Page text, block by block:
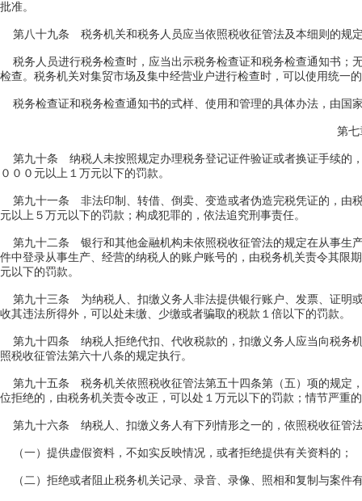
批准。
第八十九条 税务机关和税务人员应当依照税收征管法及本细则的规
税务人员进行税务检查时，应当出示税务检查证和税务检查通知书；
检查。税务机关对集贸市场及集中经营业户进行检查时，可以使用统一
税务检查证和税务检查通知书的式样、使用和管理的具体办法，由国
第七
第九十条 纳税人未按照规定办理税务登记证件验证或者换证手续的
０００元以上１万元以下的罚款。
第九十一条 非法印制、转借、倒卖、变造或者伪造完税凭证的，由
元以上５万元以下的罚款；构成犯罪的，依法追究刑事责任。
第九十二条 银行和其他金融机构未依照税收征管法的规定在从事生
件中登录从事生产、经营的纳税人的账户账号的，由税务机关责令其限
元以下的罚款。
第九十三条 为纳税人、扣缴义务人非法提供银行账户、发票、证明
收其违法所得外，可以处未缴、少缴或者骗取的税款１倍以下的罚款。
第九十四条 纳税人拒绝代扣、代收税款的，扣缴义务人应当向税务
照税收征管法第六十八条的规定执行。
第九十五条 税务机关依照税收征管法第五十四条第（五）项的规定
位拒绝的，由税务机关责令改正，可以处１万元以下的罚款；情节严重
第九十六条 纳税人、扣缴义务人有下列情形之一的，依照税收征管
（一）提供虚假资料，不如实反映情况，或者拒绝提供有关资料的；
（二）拒绝或者阻止税务机关记录、录音、录像、照相和复制与案件